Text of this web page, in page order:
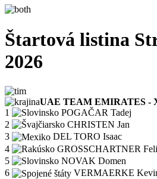
Štartová listina
2026
UAE TEAM EMIRATES -
1
POGAČAR Tadej
2
CHRISTEN Jan
3
DEL TORO Isaac
4
GROSSCHARTNER
5
NOVAK Domen
6
VERMAERKE